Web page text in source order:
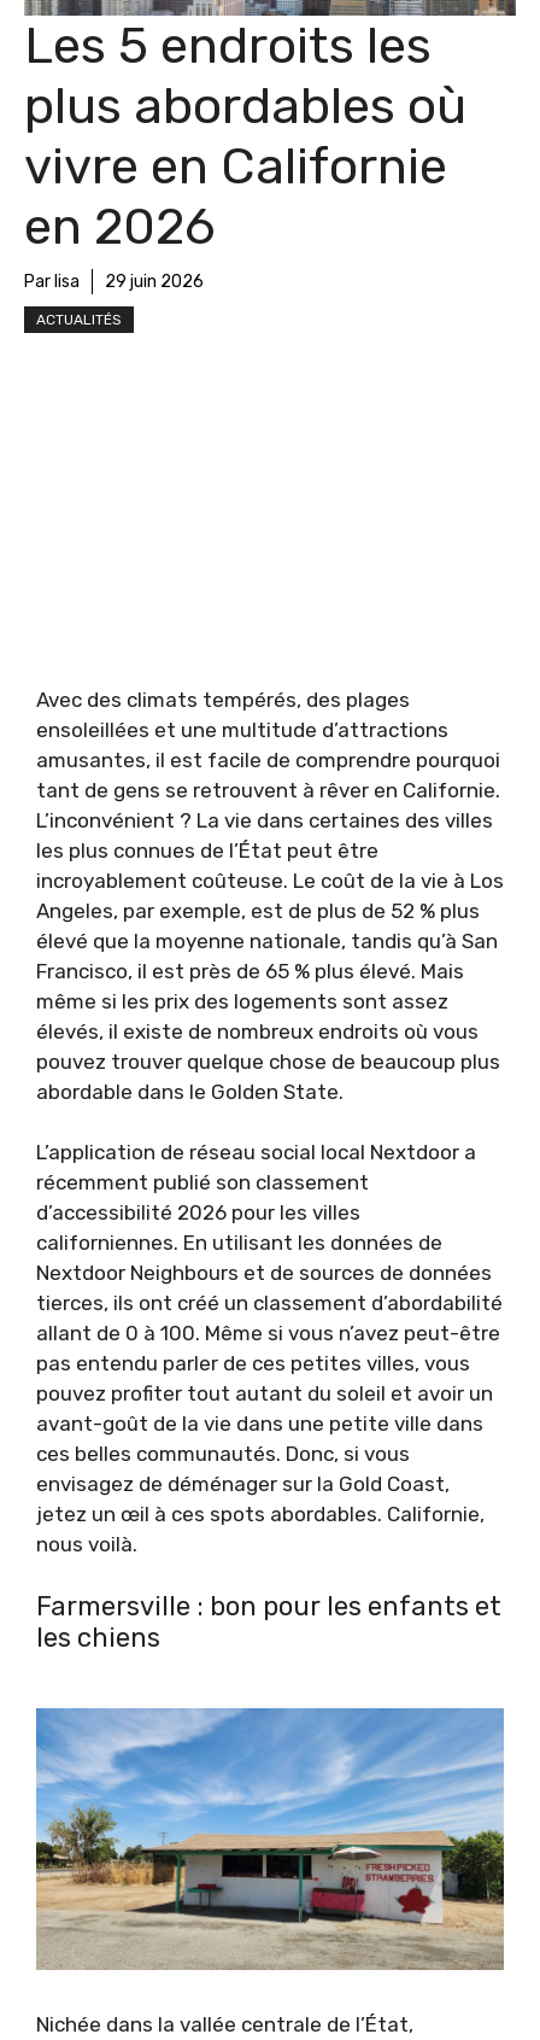
Les 5 endroits les
plus abordables où
vivre en Californie
en 2026
Par lisa 29 juin 2026
ACTUALITÉS
Avec des climats tempérés, des plages
ensoleillées et une multitude d’attractions
amusantes, il est facile de comprendre pourquoi
tant de gens se retrouvent à rêver en Californie.
L’inconvénient ? La vie dans certaines des villes
les plus connues de l’État peut être
incroyablement coûteuse. Le coût de la vie à Los
Angeles, par exemple, est de plus de 52 % plus
élevé que la moyenne nationale, tandis qu’à San
Francisco, il est près de 65 % plus élevé. Mais
même si les prix des logements sont assez
élevés, il existe de nombreux endroits où vous
pouvez trouver quelque chose de beaucoup plus
abordable dans le Golden State.
L’application de réseau social local Nextdoor a
récemment publié son classement
d’accessibilité 2026 pour les villes
californiennes. En utilisant les données de
Nextdoor Neighbours et de sources de données
tierces, ils ont créé un classement d’abordabilité
allant de 0 à 100. Même si vous n’avez peut-être
pas entendu parler de ces petites villes, vous
pouvez profiter tout autant du soleil et avoir un
avant-goût de la vie dans une petite ville dans
ces belles communautés. Donc, si vous
envisagez de déménager sur la Gold Coast,
jetez un œil à ces spots abordables. Californie,
nous voilà.
Farmersville : bon pour les enfants et
les chiens
Nichée dans la vallée centrale de l’État,